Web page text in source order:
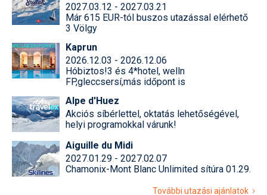
2027.03.12 - 2027.03.21
Már 615 EUR-tól buszos utazással elérhető
3 Völgy
Kaprun
2026.12.03 - 2026.12.06
Hóbiztos!3 és 4*hotel, welln
FP,gleccsersí,más időpont is
Alpe d'Huez
Akciós síbérlettel, oktatás lehetőségével,
helyi programokkal várunk!
Aiguille du Midi
2027.01.29 - 2027.02.07
Chamonix-Mont Blanc Unlimited sítúra 01.29.
További utazási ajánlatok